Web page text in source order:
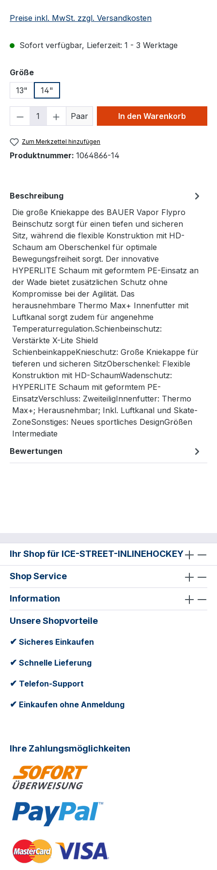
Preise inkl. MwSt. zzgl. Versandkosten
Sofort verfügbar, Lieferzeit: 1 - 3 Werktage
Größeauswählen
13"
14"
Produkt Anzahl: Gib den
Paar In den Warenkorb
Zum Merkzettel hinzufügen
Produktnummer: 1064866-14
Beschreibung
Die große Kniekappe des BAUER Vapor Flypro
Beinschutz sorgt für einen tiefen und sicheren
Sitz, während die flexible Konstruktion mit HD-
Schaum am Oberschenkel für optimale
Bewegungsfreiheit sorgt. Der innovative
HYPERLITE Schaum mit geformtem PE-Einsatz an
der Wade bietet zusätzlichen Schutz ohne
Kompromisse bei der Agilität. Das
herausnehmbare Thermo Max+ Innenfutter mit
Luftkanal sorgt zudem für angenehme
Temperaturregulation.Schienbeinschutz:
Verstärkte X-Lite Shield
SchienbeinkappeKnieschutz: Große Kniekappe für
tieferen und sicheren SitzOberschenkel: Flexible
Konstruktion mit HD-SchaumWadenschutz:
HYPERLITE Schaum mit geformtem PE-
EinsatzVerschluss: ZweiteiligInnenfutter: Thermo
Max+; Herausnehmbar; Inkl. Luftkanal und Skate-
ZoneSonstiges: Neues sportliches DesignGrößen
Intermediate
Bewertungen
Ihr Shop für ICE-STREET-INLINEHOCKEY
Shop Service
Information
Unsere Shopvorteile
✔ Sicheres Einkaufen
✔ Schnelle Lieferung
✔ Telefon-Support
✔ Einkaufen ohne Anmeldung
Ihre Zahlungsmöglichkeiten